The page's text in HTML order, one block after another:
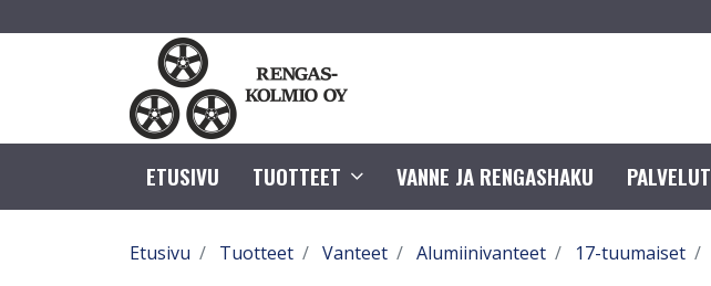
ETUSIVU TUOTTEET VANNE JA RENGASHAKU PALVELUT
Etusivu Tuotteet Vanteet Alumiinivanteet 17-tuumaiset